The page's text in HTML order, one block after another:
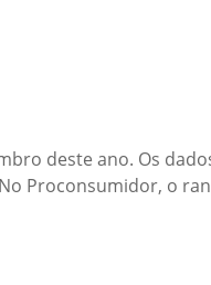
deste ano. Os
Proconsumidor, o